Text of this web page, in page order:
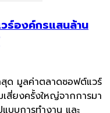
องค์กรแสนล้าน
สุด มูลค่าตลาดซอฟต์แวร์
สี่ยงครั้งใหญ่จากการมา
บบการทำงาน และ